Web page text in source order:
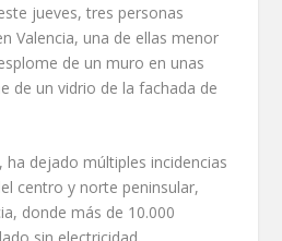
jueves, tres personas
Valencia, una de ellas menor
de un muro en unas
de un vidrio de la fachada de
ha dejado múltiples incidencias
centro y norte peninsular,
donde más de 10.000